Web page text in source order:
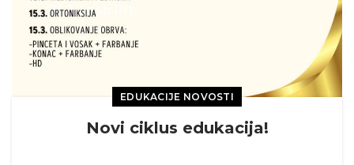
EDUKACIJE NOVOSTI
Novi ciklus edukacija!